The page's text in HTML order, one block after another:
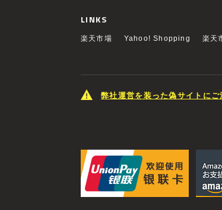
LINKS
楽天市場 Yahoo! Shopping 楽天
弊社運営を装った偽サイトにご